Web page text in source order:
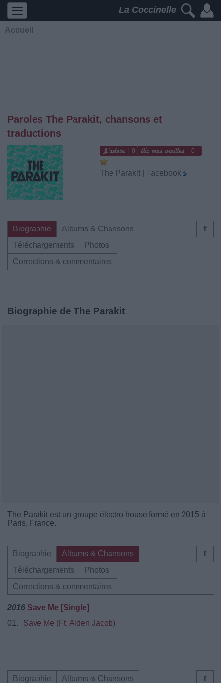
La Coccinelle
Accueil
Paroles The Parakit, chansons et
traductions
0 0
The Parakit | Facebook
⇑
Biographie
Albums & Chansons
Téléchargements
Photos
Corrections & commentaires
Biographie de The Parakit
The Parakit est un groupe électro house formé en 2015 à
Paris, France.
⇑
Biographie
Albums & Chansons
Téléchargements
Photos
Corrections & commentaires
2016 Save Me [Single]
01.
Save Me (Ft. Alden Jacob)
⇑
Biographie
Albums & Chansons